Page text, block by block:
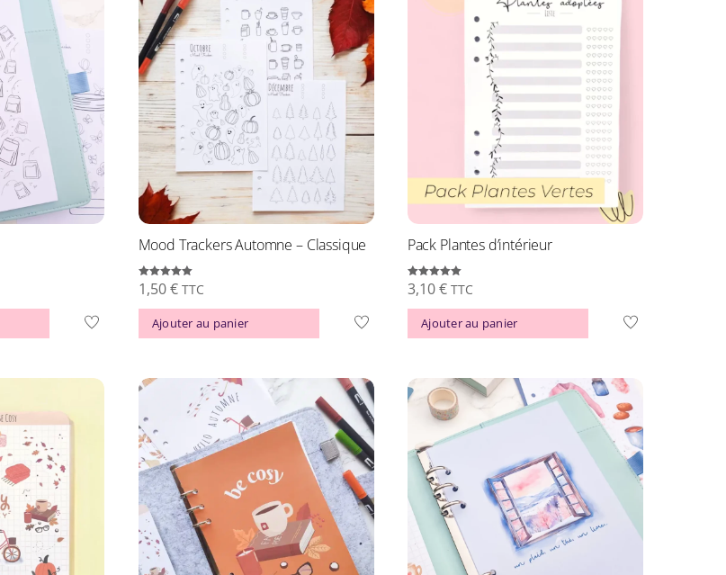
Mood Trackers Automne – Classique
Note
5.00
1,50€ TTC
Ajouter au panier
Pack Plantes d’intérieur
Note
5.00
3,10€ TTC
Ajouter au panier